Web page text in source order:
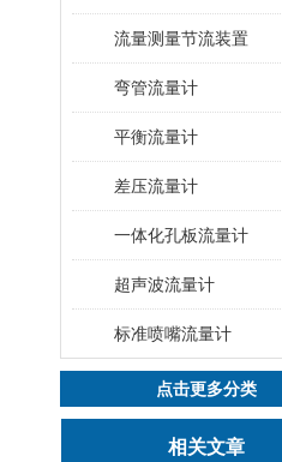
流量测量节流装置
弯管流量计
平衡流量计
差压流量计
一体化孔板流量计
超声波流量计
标准喷嘴流量计
点击更多分类
相关文章